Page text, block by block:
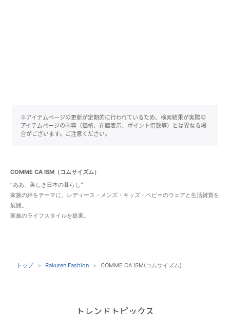
※アイテムページの更新が定期的に行われているため、検索結果が実際の
アイテムページの内容（価格、在庫表示、ポイント倍数等）とは異なる場
合がございます。ご注意ください。
COMME CA ISM（コムサイズム）
"ああ、美しき日本の暮らし"
家族の絆をテーマに、レディース・メンズ・キッズ・ベビーのウェアと生活雑貨を
展開。
家族のライフスタイルを提案。
トップ Rakuten Fashion COMME CA ISM(コムサイズム)
トレンドトピックス